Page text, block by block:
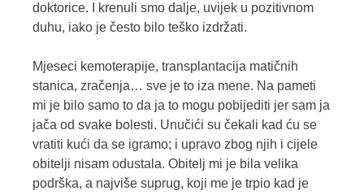
doktorice. I krenuli smo dalje, uvijek u pozitivnom
duhu, iako je često bilo teško izdržati.
Mjeseci kemoterapije, transplantacija matičnih
stanica, zračenja… sve je to iza mene. Na pameti
mi je bilo samo to da ja to mogu pobijediti jer sam ja
jača od svake bolesti. Unučići su čekali kad ću se
vratiti kući da se igramo; i upravo zbog njih i cijele
obitelji nisam odustala. Obitelj mi je bila velika
podrška, a najviše suprug, koji me je trpio kad je